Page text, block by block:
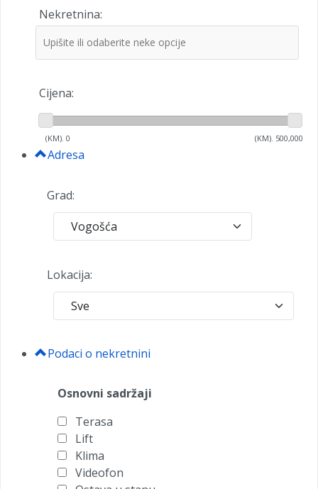
Nekretnina:
Cijena:
(KM). 0 (KM). 500,000
Adresa
Grad:
Lokacija:
Podaci o nekretnini
Osnovni sadržaji
Terasa
Lift
Klima
Videofon